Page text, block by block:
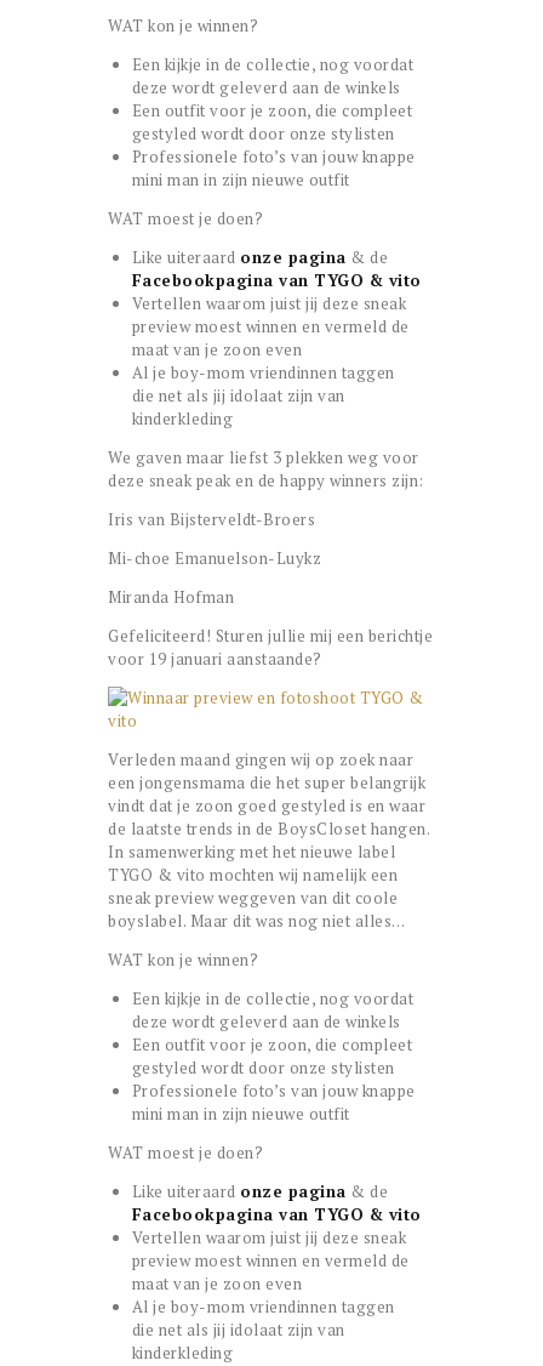
WAT kon je winnen?
Een kijkje in de collectie, nog voordat
deze wordt geleverd aan de winkels
Een outfit voor je zoon, die compleet
gestyled wordt door onze stylisten
Professionele foto’s van jouw knappe
mini man in zijn nieuwe outfit
WAT moest je doen?
Like uiteraard onze pagina & de
Facebookpagina van TYGO & vito
Vertellen waarom juist jij deze sneak
preview moest winnen en vermeld de
maat van je zoon even
Al je boy-mom vriendinnen taggen
die net als jij idolaat zijn van
kinderkleding
We gaven maar liefst 3 plekken weg voor
deze sneak peak en de happy winners zijn:
Iris van Bijsterveldt-Broers
Mi-choe Emanuelson-Luykz
Miranda Hofman
Gefeliciteerd! Sturen jullie mij een berichtje
voor 19 januari aanstaande?
Verleden maand gingen wij op zoek naar
een jongensmama die het super belangrijk
vindt dat je zoon goed gestyled is en waar
de laatste trends in de BoysCloset hangen.
In samenwerking met het nieuwe label
TYGO & vito mochten wij namelijk een
sneak preview weggeven van dit coole
boyslabel. Maar dit was nog niet alles…
WAT kon je winnen?
Een kijkje in de collectie, nog voordat
deze wordt geleverd aan de winkels
Een outfit voor je zoon, die compleet
gestyled wordt door onze stylisten
Professionele foto’s van jouw knappe
mini man in zijn nieuwe outfit
WAT moest je doen?
Like uiteraard onze pagina & de
Facebookpagina van TYGO & vito
Vertellen waarom juist jij deze sneak
preview moest winnen en vermeld de
maat van je zoon even
Al je boy-mom vriendinnen taggen
die net als jij idolaat zijn van
kinderkleding